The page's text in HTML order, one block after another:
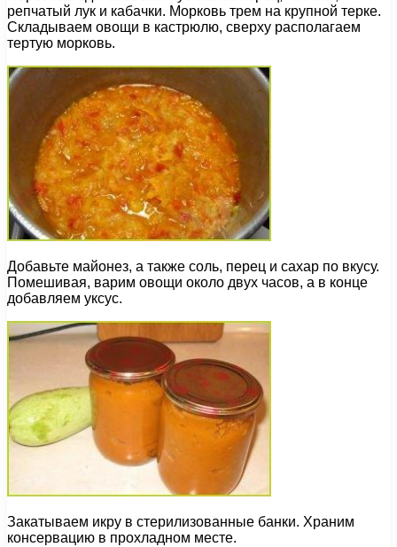
репчатый лук и кабачки. Морковь трем на крупной терке.
Складываем овощи в кастрюлю, сверху располагаем
тертую морковь.
Добавьте майонез, а также соль, перец и сахар по вкусу.
Помешивая, варим овощи около двух часов, а в конце
добавляем уксус.
Закатываем икру в стерилизованные банки. Храним
консервацию в прохладном месте.